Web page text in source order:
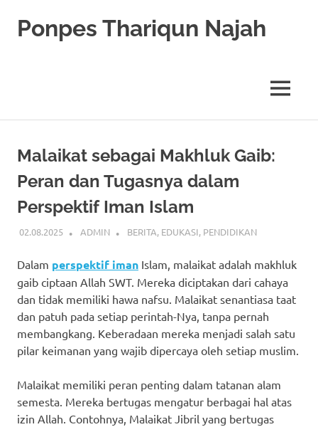
Ponpes Thariqun Najah
MENU
Malaikat sebagai Makhluk Gaib:
Peran dan Tugasnya dalam
Perspektif Iman Islam
02.08.2025 ADMIN BERITA, EDUKASI, PENDIDIKAN
Dalam perspektif iman Islam, malaikat adalah makhluk
gaib ciptaan Allah SWT. Mereka diciptakan dari cahaya
dan tidak memiliki hawa nafsu. Malaikat senantiasa taat
dan patuh pada setiap perintah-Nya, tanpa pernah
membangkang. Keberadaan mereka menjadi salah satu
pilar keimanan yang wajib dipercaya oleh setiap muslim.
Malaikat memiliki peran penting dalam tatanan alam
semesta. Mereka bertugas mengatur berbagai hal atas
izin Allah. Contohnya, Malaikat Jibril yang bertugas